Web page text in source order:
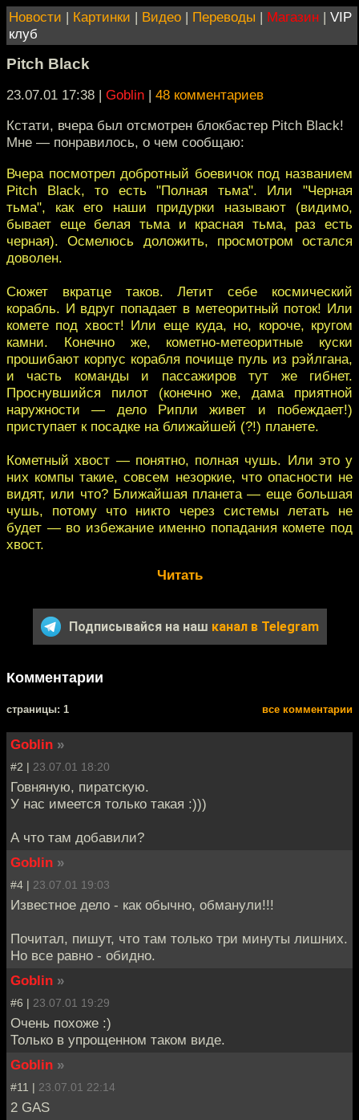
Новости | Картинки | Видео | Переводы | Магазин | VIP
клуб
Pitch Black
23.07.01 17:38 | Goblin | 48 комментариев
Кстати, вчера был отсмотрен блокбастер Pitch Black!
Мне — понравилось, о чем сообщаю:
Вчера посмотрел добротный боевичок под названием
Pitch Black, то есть "Полная тьма". Или "Черная
тьма", как его наши придурки называют (видимо,
бывает еще белая тьма и красная тьма, раз есть
черная). Осмелюсь доложить, просмотром остался
доволен.
Сюжет вкратце таков. Летит себе космический
корабль. И вдруг попадает в метеоритный поток! Или
комете под хвост! Или еще куда, но, короче, кругом
камни. Конечно же, кометно-метеоритные куски
прошибают корпус корабля почище пуль из рэйлгана,
и часть команды и пассажиров тут же гибнет.
Проснувшийся пилот (конечно же, дама приятной
наружности — дело Рипли живет и побеждает!)
приступает к посадке на ближайшей (?!) планете.
Кометный хвост — понятно, полная чушь. Или это у
них компы такие, совсем незоркие, что опасности не
видят, или что? Ближайшая планета — еще большая
чушь, потому что никто через системы летать не
будет — во избежание именно попадания комете под
хвост.
Читать
Подписывайся на наш канал в Telegram
Комментарии
cтраницы: 1 все комментарии
Goblin »
#2 | 23.07.01 18:20
Говняную, пиратскую.
У нас имеется только такая :)))
А что там добавили?
Goblin »
#4 | 23.07.01 19:03
Известное дело - как обычно, обманули!!!
Почитал, пишут, что там только три минуты лишних.
Но все равно - обидно.
Goblin »
#6 | 23.07.01 19:29
Очень похоже :)
Только в упрощенном таком виде.
Goblin »
#11 | 23.07.01 22:14
2 GAS